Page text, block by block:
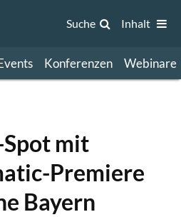
Konferenzen Webinare
Suche Inhalt
mit
Premiere
Bayern